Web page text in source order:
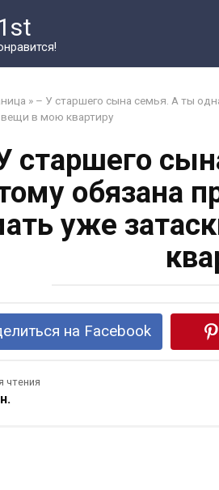
» – У старшего сына семья. А ты
вещи в мою квартиру
старшего
обязана
уже
на Facebook
чтения